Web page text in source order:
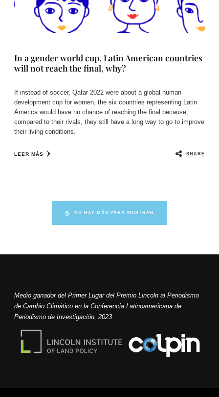
In a gender world cup, Latin American countries
will not reach the final, why?
If instead of soccer, Qatar 2022 were about a global human
development cup for women, the six countries representing Latin
America would have no chance of reaching the final because,
compared to their rivals, they still have a long way to go to improve
their living conditions.
LEER MÁS SHARE
NO HAY MÁS PARA MOSTRAR
Medio ganador del Primer Lugar del Premio Lincoln al Periodismo
de Cambio Climático en la Conferencia Latinoamericana de
Periodismo de Investigación, 2023